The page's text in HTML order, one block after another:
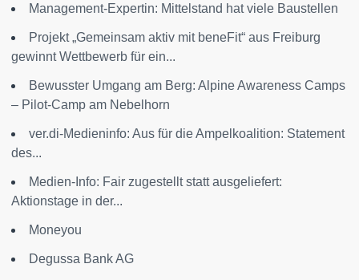
Management-Expertin: Mittelstand hat viele Baustellen
Projekt „Gemeinsam aktiv mit beneFit“ aus Freiburg
gewinnt Wettbewerb für ein...
Bewusster Umgang am Berg: Alpine Awareness Camps
– Pilot-Camp am Nebelhorn
ver.di-Medieninfo: Aus für die Ampelkoalition: Statement
des...
Medien-Info: Fair zugestellt statt ausgeliefert:
Aktionstage in der...
Moneyou
Degussa Bank AG